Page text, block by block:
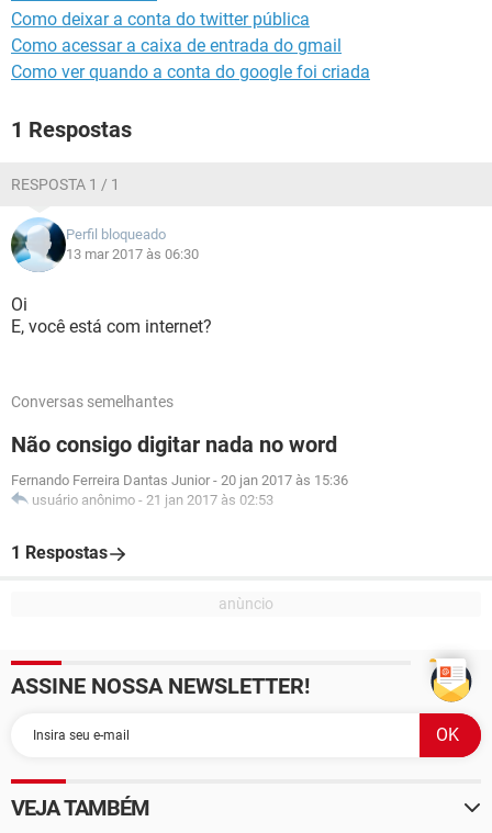
Como deixar a conta do twitter pública
Como acessar a caixa de entrada do gmail
Como ver quando a conta do google foi criada
1 Respostas
RESPOSTA 1 / 1
Perfil bloqueado
13 mar 2017 às 06:30
Oi
E, você está com internet?
Conversas semelhantes
Não consigo digitar nada no word
Fernando Ferreira Dantas Junior - 20 jan 2017 às 15:36
usuário anônimo - 21 jan 2017 às 02:53
1 Respostas
ASSINE NOSSA NEWSLETTER!
VEJA TAMBÉM